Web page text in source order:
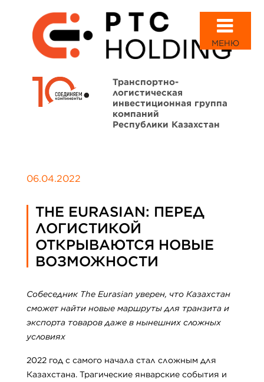
МЕНЮ
Транспортно-
логистическая
инвестиционная группа
компаний
Республики Казахстан
06.04.2022
THE EURASIAN: ПЕРЕД
ЛОГИСТИКОЙ
ОТКРЫВАЮТСЯ НОВЫЕ
ВОЗМОЖНОСТИ
Собеседник The Eurasian уверен, что Казахстан
сможет найти новые маршруты для транзита и
экспорта товаров даже в нынешних сложных
условиях
2022 год с самого начала стал сложным для
Казахстана. Трагические январские события и